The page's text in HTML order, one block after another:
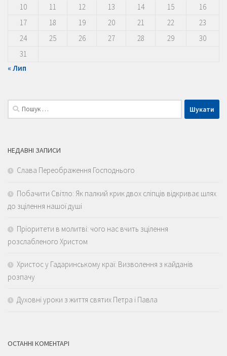
10
11 12 13 14 15
16
17
18 19 20 21 22
23
24
25 26 27 28 29
30
31
« Лип
Пошук:
НЕДАВНІ ЗАПИСИ
Слава Переображення Господнього
Побачити Світло: Як палкий крик двох сліпців відкриває шлях
до зцілення нашої душі
Пріоритети в молитві: чого нас вчить зцілення
розслабленого Христом
Христос у Гадаринському краї: Визволення з кайданів
розпачу
Духовні уроки з життя святих Петра і Павла
ОСТАННІ КОМЕНТАРІ